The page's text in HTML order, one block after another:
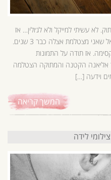
לא עשיתי למייקל ולא לג׳ולין… אז
הייתי חייבת לעשות לאלי. תודה לאנדה יואל שאני מצטלמת אצלה כבר 3 שנים.
אז תודה על התמונות
אליאנה הקטנה והמתוקה הצטלמה
וידעה […]
המשך קריאה
לידה